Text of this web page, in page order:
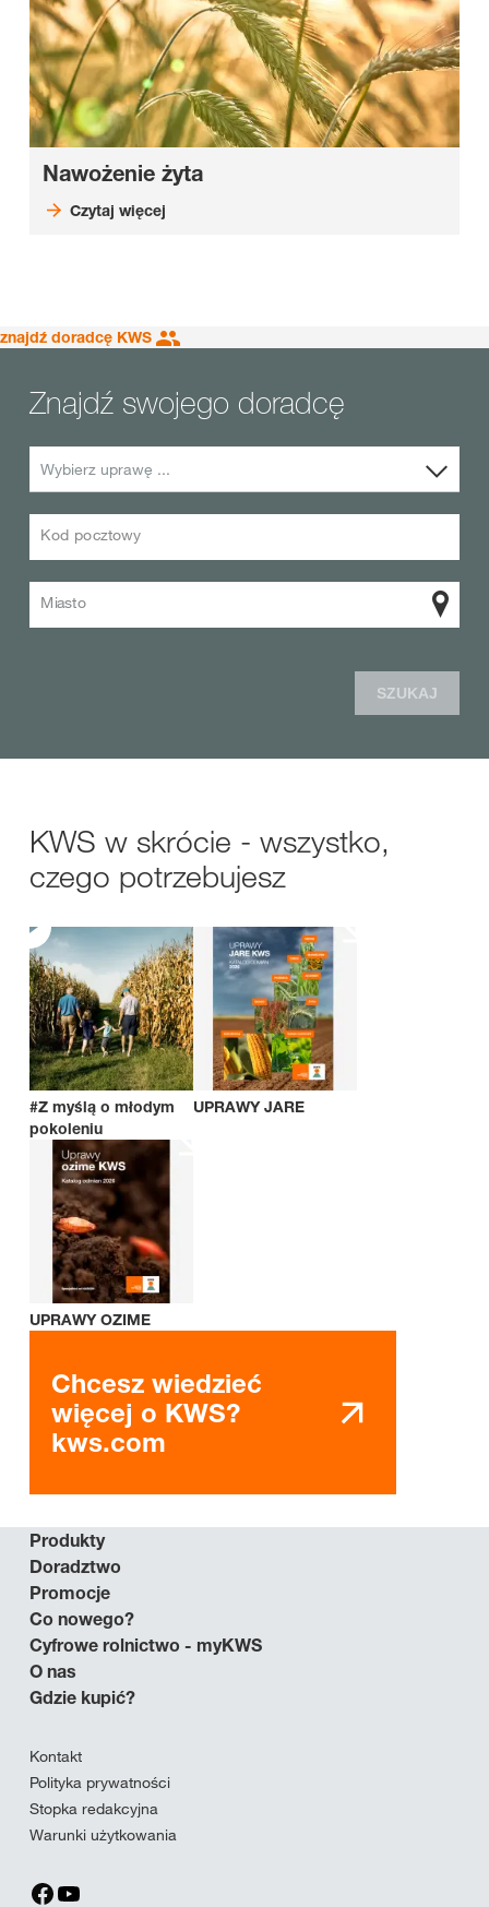
Nawożenie żyta
Czytaj więcej
znajdź doradcę KWS
Znajdź swojego doradcę
Wybierz uprawę ...
Kod pocztowy
Miasto
SZUKAJ
KWS w skrócie - wszystko,
czego potrzebujesz
#Z myślą o młodym
pokoleniu
UPRAWY JARE
UPRAWY OZIME
Chcesz wiedzieć
więcej o KWS?
kws.com
Produkty
Doradztwo
Promocje
Co nowego?
Cyfrowe rolnictwo - myKWS
O nas
Gdzie kupić?
Kontakt
Polityka prywatności
Stopka redakcyjna
Warunki użytkowania